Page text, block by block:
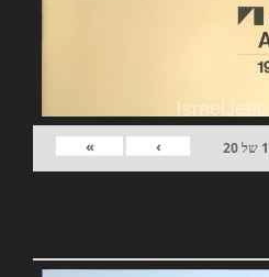
1 של20
›
»